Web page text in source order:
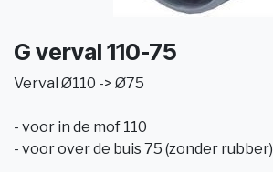
G verval 110-75
Verval Ø110 -> Ø75
- voor in de mof 110
- voor over de buis 75 (zonder rubber)